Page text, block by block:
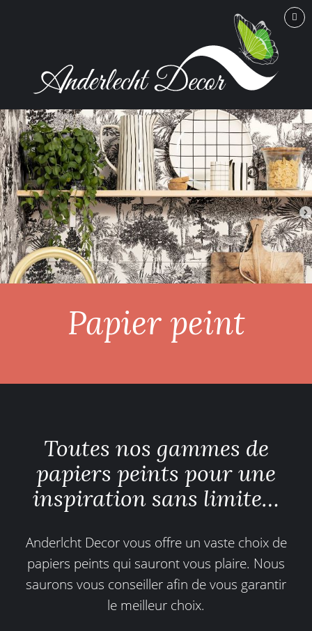
Papier peint
Toutes nos gammes de
papiers peints pour une
inspiration sans limite…
Anderlcht Decor vous offre un vaste choix de
papiers peints qui sauront vous plaire. Nous
saurons vous conseiller afin de vous garantir
le meilleur choix.